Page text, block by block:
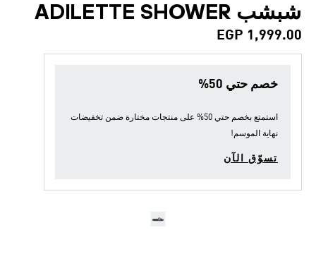
شبشب ADILETTE SHOWER
EGP 1,999.00
خصم حتي 50%
استمتع بخصم حتي 50% على منتجات مختارة ضمن
تخفيضات
نهاية الموسم!
تسوّق الآن